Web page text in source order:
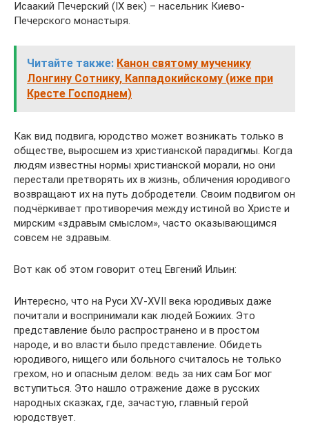
Исаакий Печерский (IX век) – насельник Киево-
Печерского монастыря.
Читайте также: Канон святому мученику
Лонгину Сотнику, Каппадокийскому (иже при
Кресте Господнем)
Как вид подвига, юродство может возникать только в
обществе, выросшем из христианской парадигмы. Когда
людям известны нормы христианской морали, но они
перестали претворять их в жизнь, обличения юродивого
возвращают их на путь добродетели. Своим подвигом он
подчёркивает противоречия между истиной во Христе и
мирским «здравым смыслом», часто оказывающимся
совсем не здравым.
Вот как об этом говорит отец Евгений Ильин:
Интересно, что на Руси XV-XVII века юродивых даже
почитали и воспринимали как людей Божиих. Это
представление было распространено и в простом
народе, и во власти было представление. Обидеть
юродивого, нищего или больного считалось не только
грехом, но и опасным делом: ведь за них сам Бог мог
вступиться. Это нашло отражение даже в русских
народных сказках, где, зачастую, главный герой
юродствует.